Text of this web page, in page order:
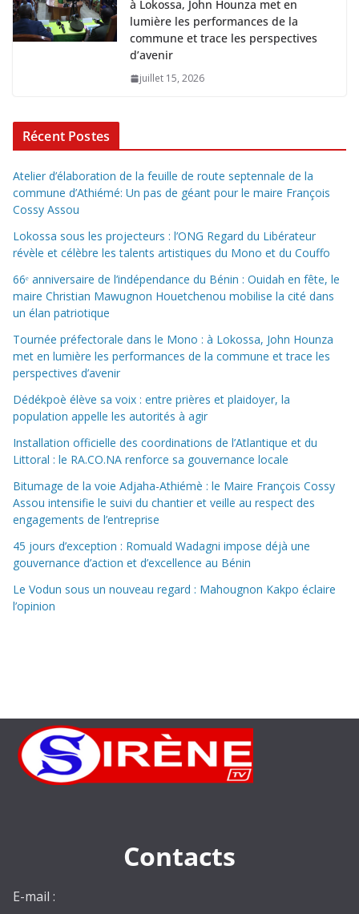
à Lokossa, John Hounza met en
lumière les performances de la
commune et trace les perspectives
d’avenir
juillet 15, 2026
Récent Postes
Atelier d’élaboration de la feuille de route septennale de la
commune d’Athiémé: Un pas de géant pour le maire François
Cossy Assou
Lokossa sous les projecteurs : l’ONG Regard du Libérateur
révèle et célèbre les talents artistiques du Mono et du Couffo
66ᵉ anniversaire de l’indépendance du Bénin : Ouidah en fête, le
maire Christian Mawugnon Houetchenou mobilise la cité dans
un élan patriotique
Tournée préfectorale dans le Mono : à Lokossa, John Hounza
met en lumière les performances de la commune et trace les
perspectives d’avenir
Dédékpoè élève sa voix : entre prières et plaidoyer, la
population appelle les autorités à agir
Installation officielle des coordinations de l’Atlantique et du
Littoral : le RA.CO.NA renforce sa gouvernance locale
Bitumage de la voie Adjaha-Athiémè : le Maire François Cossy
Assou intensifie le suivi du chantier et veille au respect des
engagements de l’entreprise
45 jours d’exception : Romuald Wadagni impose déjà une
gouvernance d’action et d’excellence au Bénin
Le Vodun sous un nouveau regard : Mahougnon Kakpo éclaire
l’opinion
Contacts
E-mail :